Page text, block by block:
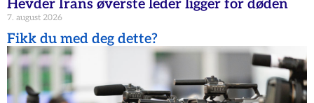
Hevder Irans øverste leder ligger for døden
7. august 2026
Fikk du med deg dette?